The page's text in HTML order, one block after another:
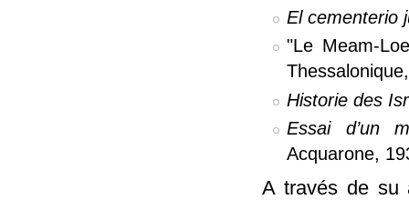
El cementerio
"Le Meam-
Historie des
Essai d’un
Acquarone,
A través de su